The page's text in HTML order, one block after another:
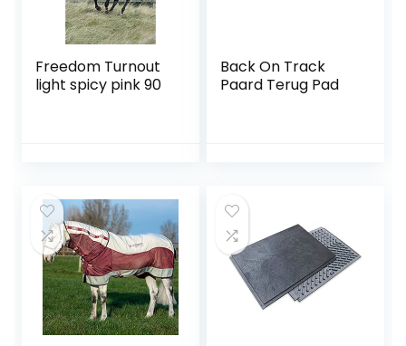
Freedom Turnout
light spicy pink 90
Back On Track
Paard Terug Pad